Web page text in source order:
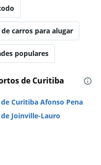
carros para alugar
populares
de Curitiba
Curitiba Afonso Pena
Joinville-Lauro